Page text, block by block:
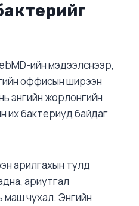
ийн мэдээлснээр,
оффисын ширээн
энгийн жорлонгийн
их бактериуд байдаг
арилгахын тулд
ариутгал
маш чухал. Энгийн